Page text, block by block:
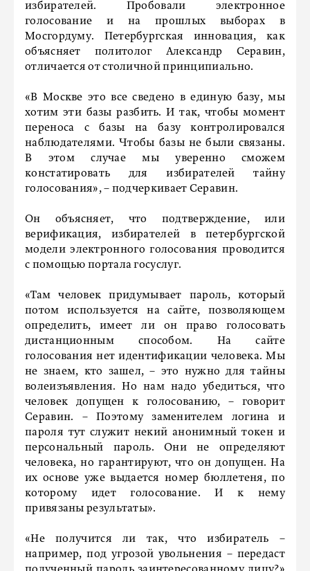
избирателей. Пробовали электронное
голосование и на прошлых выборах в
Мосгордуму. Петербургская инновация, как
объясняет политолог Александр Серавин,
отличается от столичной принципиально.
«В Москве это все сведено в единую базу, мы
хотим эти базы разбить. И так, чтобы момент
переноса с базы на базу контролировался
наблюдателями. Чтобы базы не были связаны.
В этом случае мы уверенно сможем
констатировать для избирателей тайну
голосования», – подчеркивает Серавин.
Он объясняет, что подтверждение, или
верификация, избирателей в петербургской
модели электронного голосования проводится
с помощью портала госуслуг.
«Там человек придумывает пароль, который
потом используется на сайте, позволяющем
определить, имеет ли он право голосовать
дистанционным способом. На сайте
голосования нет идентификации человека. Мы
не знаем, кто зашел, – это нужно для тайны
волеизъявления. Но нам надо убедиться, что
человек допущен к голосованию, – говорит
Серавин. – Поэтому заменителем логина и
пароля тут служит некий анонимный токен и
персональный пароль. Они не определяют
человека, но гарантируют, что он допущен. На
их основе уже выдается номер бюллетеня, по
которому идет голосование. И к нему
привязаны результаты».
«Не получится ли так, что избиратель –
например, под угрозой увольнения – передаст